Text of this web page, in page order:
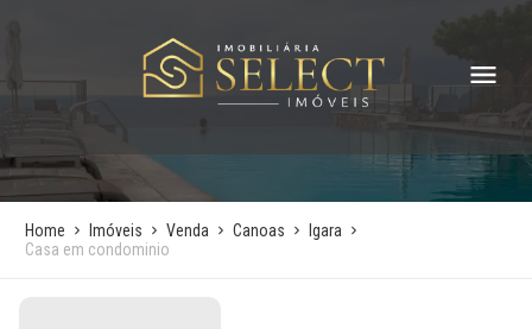
Home Imóveis Venda Canoas
Igara
Casa em condominio